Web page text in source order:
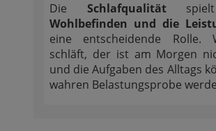
Die Schlafqualität
Wohlbefinden und die
eine entscheidende Rolle.
schläft, der ist am Morgen
und die Aufgaben des Alltags
wahren Belastungsprobe